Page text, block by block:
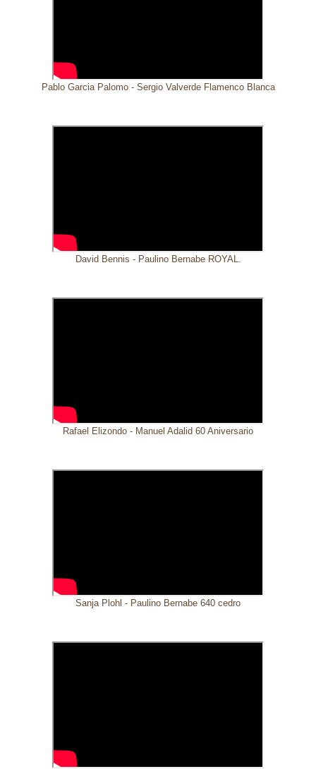
Pablo Garcia Palomo - Sergio Valverde Flamenco Blanca
David Bennis - Paulino Bernabe ROYAL.
Rafael Elizondo - Manuel Adalid 60 Aniversario
Sanja Plohl - Paulino Bernabe 640 cedro